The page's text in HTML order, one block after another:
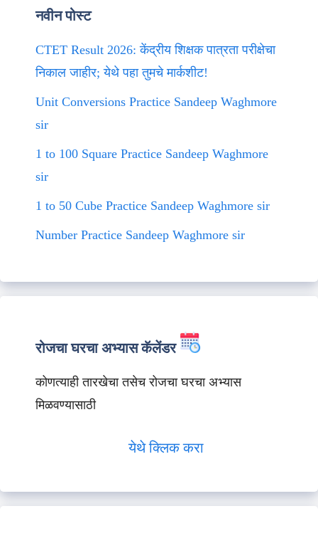
नवीन पोस्ट
CTET Result 2026: केंद्रीय शिक्षक पात्रता परीक्षेचा
निकाल जाहीर; येथे पहा तुमचे मार्कशीट!
Unit Conversions Practice Sandeep Waghmore
sir
1 to 100 Square Practice Sandeep Waghmore
sir
1 to 50 Cube Practice Sandeep Waghmore sir
Number Practice Sandeep Waghmore sir
रोजचा घरचा अभ्यास कॅलेंडर
कोणत्याही तारखेचा तसेच रोजचा घरचा अभ्यास
मिळवण्यासाठी
येथे क्लिक करा